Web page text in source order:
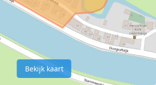
Bekijk kaart